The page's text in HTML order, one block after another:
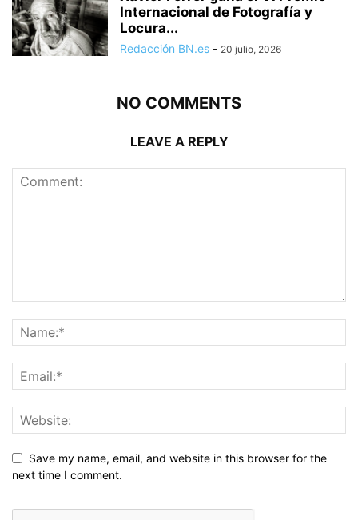
Internacional de Fotografía y
Locura...
Redacción BN.es - 20 julio, 2026
NO COMMENTS
LEAVE A REPLY
Save my name, email, and website in this browser for the
next time I comment.